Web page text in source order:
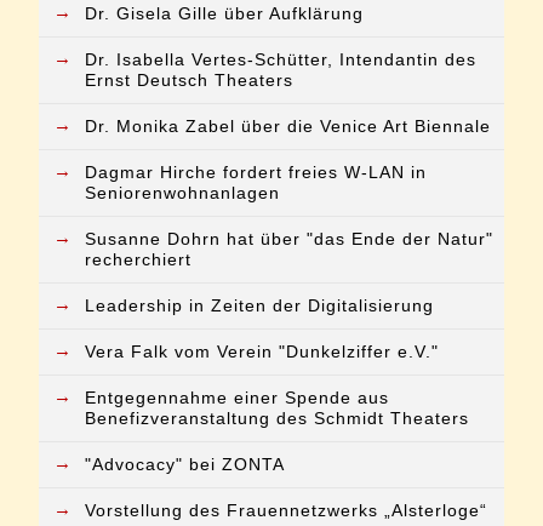
→ Dr. Gisela Gille über Aufklärung
→
Dr. Isabella Vertes-Schütter, Intendantin des
Ernst Deutsch Theaters
→ Dr. Monika Zabel über die Venice Art Biennale
→
Dagmar Hirche fordert freies W-LAN in
Seniorenwohnanlagen
→
Susanne Dohrn hat über "das Ende der Natur"
recherchiert
→ Leadership in Zeiten der Digitalisierung
→ Vera Falk vom Verein "Dunkelziffer e.V."
→
Entgegennahme einer Spende aus
Benefizveranstaltung des Schmidt Theaters
→ "Advocacy" bei ZONTA
→ Vorstellung des Frauennetzwerks „Alsterloge“